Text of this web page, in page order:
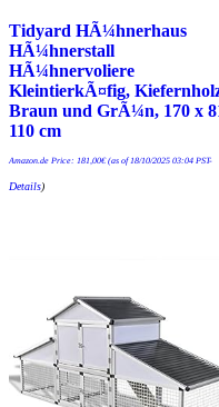
Tidyard HÃ¼hnerhaus
HÃ¼hnerstall
HÃ¼hnervoliere
KleintierkÃ¤fig,
Braun und GrÃ¼n, 170 x
110 cm
Amazon.de Price: 181,00€(as of 18/10/2025 03:04 PST-
Details)